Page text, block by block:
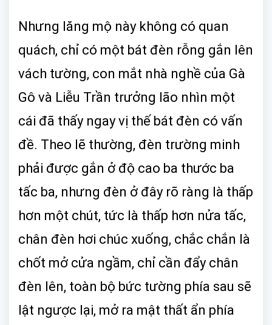
Nhưng lăng mộ này không có quan
quách, chỉ có một bát đèn rỗng gắn lên
vách tường, con mắt nhà nghề của Gà
Gô và Liễu Trần trưởng lão nhìn một
cái đã thấy ngay vị thế bát đèn có vấn
đề. Theo lẽ thường, đèn trường minh
phải được gắn ở độ cao ba thước ba
tấc ba, nhưng đèn ở đây rõ ràng là thấp
hơn một chút, tức là thấp hơn nửa tấc,
chân đèn hơi chúc xuống, chắc chắn là
chốt mở cửa ngầm, chỉ cần đẩy chân
đèn lên, toàn bộ bức tường phía sau sẽ
lật ngược lại, mở ra mật thất ẩn phía